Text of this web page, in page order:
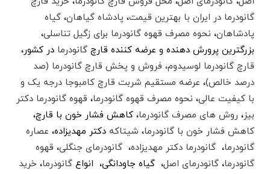
گانودرما در ایران با بهترین قیمت،‌ پادشاه گیاهان، گیاه
پادشاهان،‌ نحوه مصرف قهوه گانودرما برای زگیل تناسلی،
بزرگترین پرورش دهنده و عرضه کننده قارچ گانودرما در کشور،‌
قارچ گانودرما لوسیدوم، فروش و پخش قارچ گانودرما (صد
درصد خالص)،‌ عرضه مستقیم شربت قارچ کامبوجا درجه یک و
با کیفیت عالی،‌ نحوه مصرف قهوه گانودرما،‌ قهوه گانودرما دکتر
بیز، روش های مصرف گانودرما، کاهش فشار خون با قارچ،‌
کاهش فشار خون با گانودرما، شیتاکه دکتر مهدیزاده، عصاره
گانودرما، گانودرما دکتر مهدیزاده، گانودرمای جنگلی، قهوه
گانودرما، گانودرمای اصل، گیاه جاودانگی، انواع گانودرما، خرید